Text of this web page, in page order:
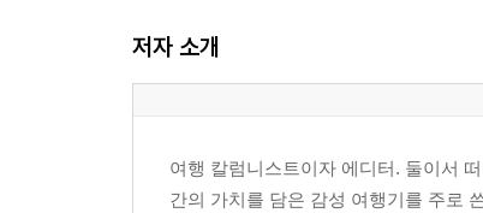
유리 바닥 너머 산호
물안경 속 열대어
4장 시간이 멈춘 섬 다케토미
저자 소개
여행 칼럼니스트이자 에디터. 둘이서
간의 가치를 담은 감성 여행기를 주로